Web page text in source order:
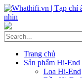
Trang chủ
Sản phẩm Hi-End
Loa Hi-End